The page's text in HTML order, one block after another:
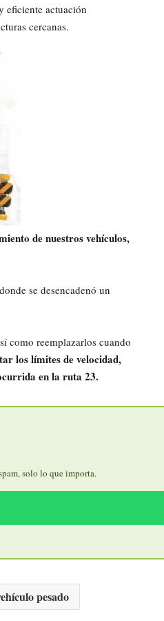
eficiente actuación
cercanas.
de nuestros vehículos,
se desencadenó un
como reemplazarlos cuando
los límites de velocidad,
en la ruta 23.
solo lo que importa.
pesado